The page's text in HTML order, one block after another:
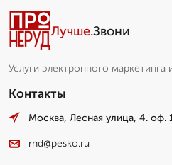
Лучше.Звони
Услуги электронного маркетинга
Контакты
Москва, Лесная улица, 4. оф.
rnd@pesko.ru